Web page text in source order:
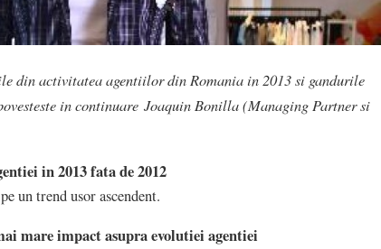
din activitatea agentiilor din Romania in 2013 si gandurile
in continuare Joaquin Bonilla (Managing Partner si
in 2013 fata de 2012
un trend usor ascendent.
mare impact asupra evolutiei agentiei